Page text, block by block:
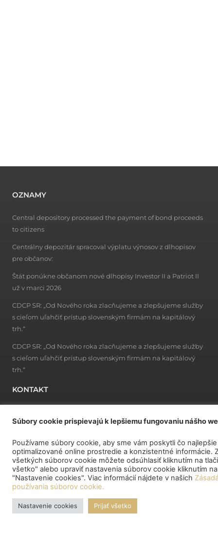
OZNAMY
Central depository processed the payment of bond proceeds
to citizens
Centrálny depozitár spracoval výplatu výnosov z dlhopisov
pre občanov:
Štát ponúkne občanom nové dlhopisy Investor II a Patriot II
už v marci 2026
CDCP SR: „Od Nového roka zlacňujeme a zlepšujeme služby
s cieľom uľahčiť prístup slovenským firmám na kapitálový
trh.“
CDCP SR: „Od Nového roka zlacňujeme a zlepšujeme služby
s cieľom uľahčiť prístup slovenským firmám na kapitálový
trh.“
KONTAKT
ul. 29. augusta 1/A,814 80 Bratislava
Klientské centrum
Po-Pia:9.00 – 15.00
Podateľňa
Po-Pia:8.00 – 15.00
ODKAZY
Súbory cookie prispievajú k lepšiemu fungovaniu nášho
Používame súbory cookie, aby sme vám poskytli čo najlepšie
optimalizované online prostredie a konzistentné informácie.
všetkých súborov cookie môžete odsúhlasiť kliknutím na
všetko" alebo upraviť nastavenia súborov cookie kliknutím
"Nastavenie cookies". Viac informácií nájdete v našich
používania súborov cookie.
Nastavenie cookies Prijať všetko